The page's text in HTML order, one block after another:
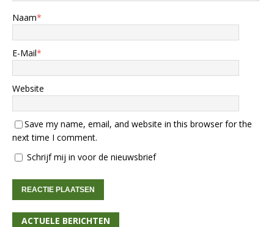
Naam*
E-Mail*
Website
Save my name, email, and website in this browser for the
next time I comment.
Schrijf mij in voor de nieuwsbrief
ACTUELE BERICHTEN